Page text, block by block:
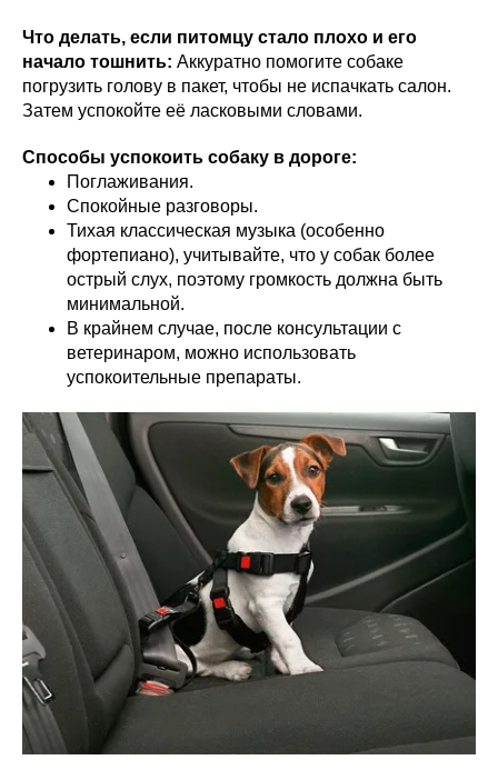
Что делать, если питомцу стало плохо и его
начало тошнить: Аккуратно помогите собаке
погрузить голову в пакет, чтобы не испачкать салон.
Затем успокойте её ласковыми словами.
Способы успокоить собаку в дороге:
Поглаживания.
Спокойные разговоры.
Тихая классическая музыка (особенно
фортепиано), учитывайте, что у собак более
острый слух, поэтому громкость должна быть
минимальной.
В крайнем случае, после консультации с
ветеринаром, можно использовать
успокоительные препараты.